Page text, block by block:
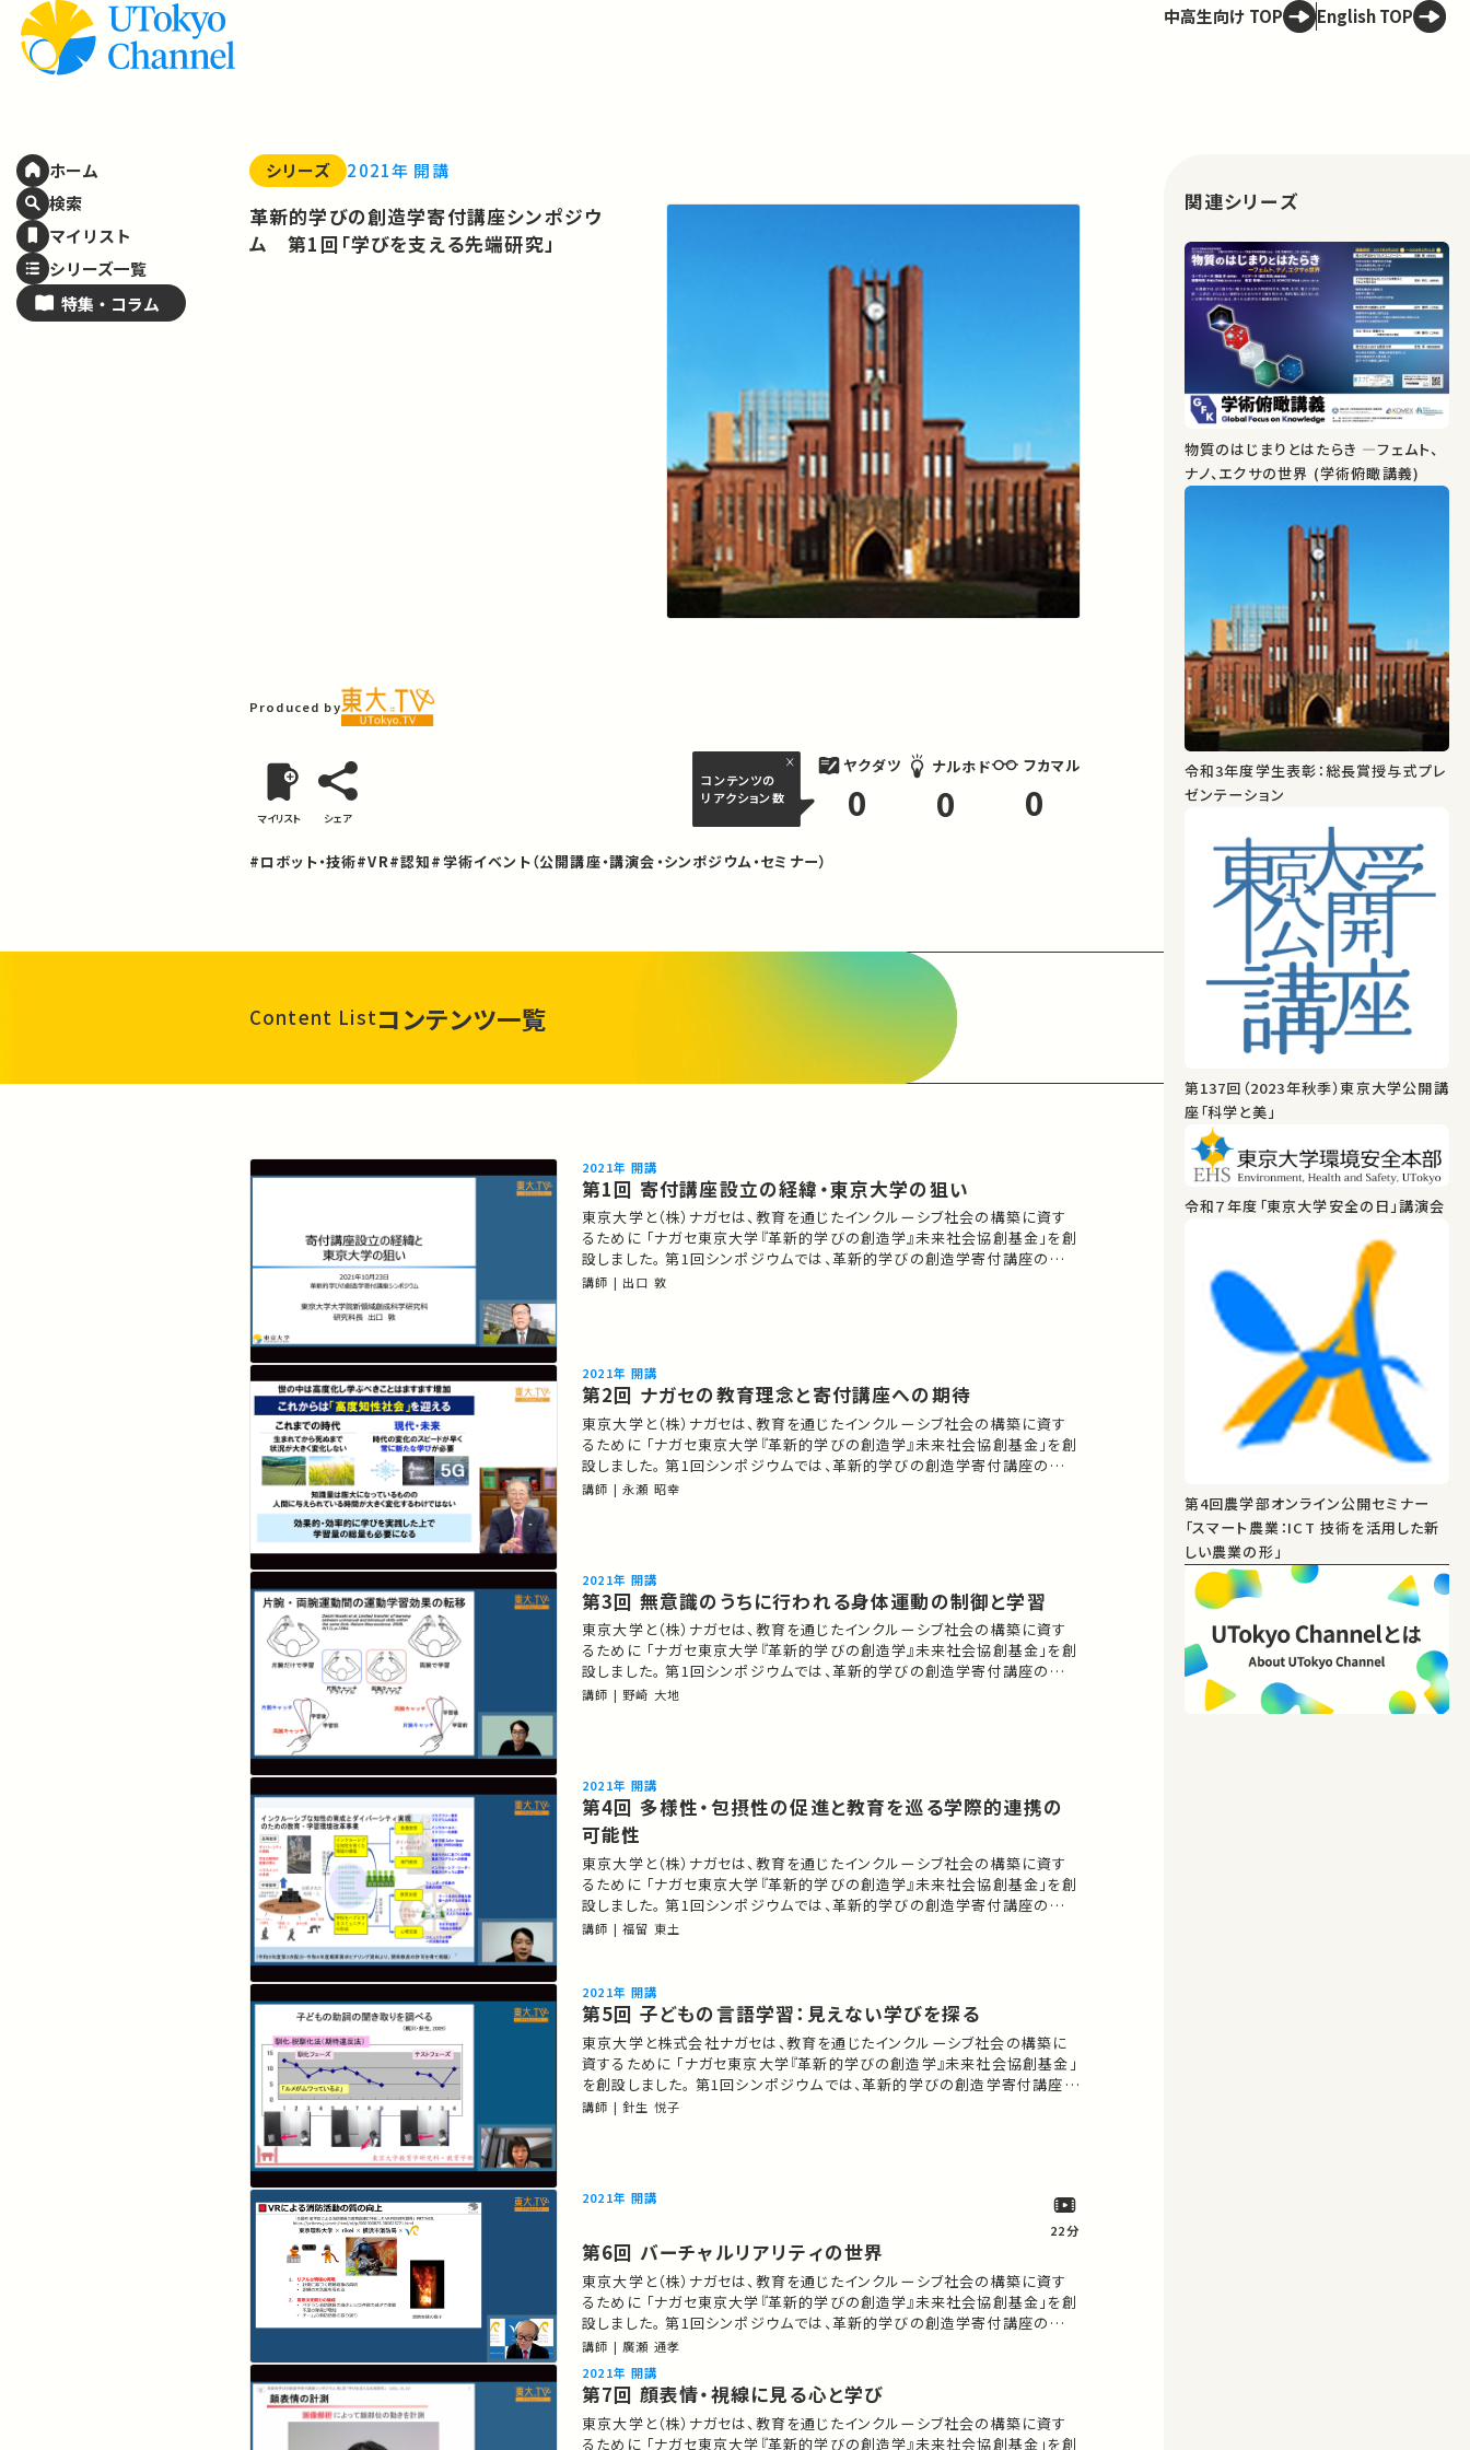
ホーム
検索
マイリスト
シリーズ一覧
特集・ コラム
中高生向け TOP English TOP
シリーズ 2021年 開講
革新的学びの創造学寄付講座シンポジウ
ム 第1回「学びを支える先端研究」
Produced by
マイリスト シェア
コンテンツの
リアクション数
ヤクダツ
0
ナルホド
0
フカマル
0
#ロボット・技術#VR#認知#学術イベント（公開講座・講演会・シンポジウム・セミナー）
Content Listコンテンツ一覧
2021年 開講
第1回 寄付講座設立の経緯・東京大学の狙い
東京大学と（株）ナガセは、教育を通じたインクルーシブ社会の構築に資す
るために 「ナガセ東京大学『革新的学びの創造学』未来社会協創基金」を創
設しました。 第1回シンポジウムでは、革新的学びの創造学寄付講座の設立
趣旨のご説明と 学びを支える東京大学の先端研究の一端をご紹介します。
講師 | 出口 敦
2021年 開講
第2回 ナガセの教育理念と寄付講座への期待
東京大学と（株）ナガセは、教育を通じたインクルーシブ社会の構築に資す
るために 「ナガセ東京大学『革新的学びの創造学』未来社会協創基金」を創
設しました。 第1回シンポジウムでは、革新的学びの創造学寄付講座の設立
趣旨のご説明と 学びを支える東京大学の先端研究の一端をご紹介します。
講師 | 永瀬 昭幸
2021年 開講
第3回 無意識のうちに行われる身体運動の制御と学習
東京大学と（株）ナガセは、教育を通じたインクルーシブ社会の構築に資す
るために 「ナガセ東京大学『革新的学びの創造学』未来社会協創基金」を創
設しました。 第1回シンポジウムでは、革新的学びの創造学寄付講座の設立
趣旨のご説明と 学びを支える東京大学の先端研究の一端をご紹介します。
講師 | 野崎 大地
2021年 開講
第4回 多様性・包摂性の促進と教育を巡る学際的連携の
可能性
東京大学と（株）ナガセは、教育を通じたインクルーシブ社会の構築に資す
るために 「ナガセ東京大学『革新的学びの創造学』未来社会協創基金」を創
設しました。 第1回シンポジウムでは、革新的学びの創造学寄付講座の設立
趣旨のご説明と 学びを支える東京大学の先端研究の一端をご紹介します。
講師 | 福留 東土
2021年 開講
第5回 子どもの言語学習：見えない学びを探る
東京大学と株式会社ナガセは、教育を通じたインクルーシブ社会の構築に
資するために 「ナガセ東京大学『革新的学びの創造学』未来社会協創基金」
を創設しました。 第1回シンポジウムでは、革新的学びの創造学寄付講座の
設立趣旨のご説明と 学びを支える東京大学の先端研究の一端をご紹介し
講師 | 針生 悦子
2021年 開講
22分
第6回 バーチャルリアリティの世界
東京大学と（株）ナガセは、教育を通じたインクルーシブ社会の構築に資す
るために 「ナガセ東京大学『革新的学びの創造学』未来社会協創基金」を創
設しました。 第1回シンポジウムでは、革新的学びの創造学寄付講座の設立
趣旨のご説明と 学びを支える東京大学の先端研究の一端をご紹介します。
★あなたのシェアが、ほかの誰かの学びに繋がるかもしれません。 お気に
入りの講義・講演があればSNSなどでシェアをお願いします。
講師 | 廣瀬 通孝
2021年 開講
第7回 顔表情・視線に見る心と学び
東京大学と（株）ナガセは、教育を通じたインクルーシブ社会の構築に資す
るために 「ナガセ東京大学『革新的学びの創造学』未来社会協創基金」を創
関連シリーズ
物質のはじまりとはたらき ―フェムト、
ナノ、エクサの世界 (学術俯瞰講義)
令和3年度学生表彰：総長賞授与式プレ
ゼンテーション
第137回（2023年秋季）東京大学公開講
座「科学と美」
令和７年度「東京大学安全の日」講演会
第4回農学部オンライン公開セミナー
「スマート農業：ICT 技術を活用した新
しい農業の形」